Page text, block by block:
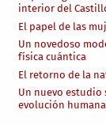
interior del
El papel de las
Un novedoso
física cuántica
El retorno de la
Un nuevo estudio
evolución humana